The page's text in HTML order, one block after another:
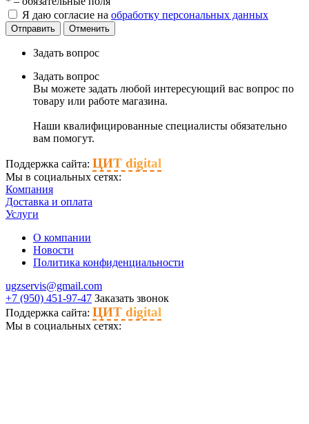
Я даю согласие на обработку персональных данных
Отправить Отменить
Задать вопрос
Задать вопрос
Вы можете задать любой интересующий вас вопрос по
товару или работе магазина.
Наши квалифицированные специалисты обязательно
вам помогут.
Поддержка сайта: ЦИТ digital
Мы в социальных сетях:
Компания
Доставка и оплата
Услуги
О компании
Новости
Политика конфиденциальности
ugzservis@gmail.com
+7 (950) 451-97-47 Заказать звонок
Поддержка сайта: ЦИТ digital
Мы в социальных сетях: